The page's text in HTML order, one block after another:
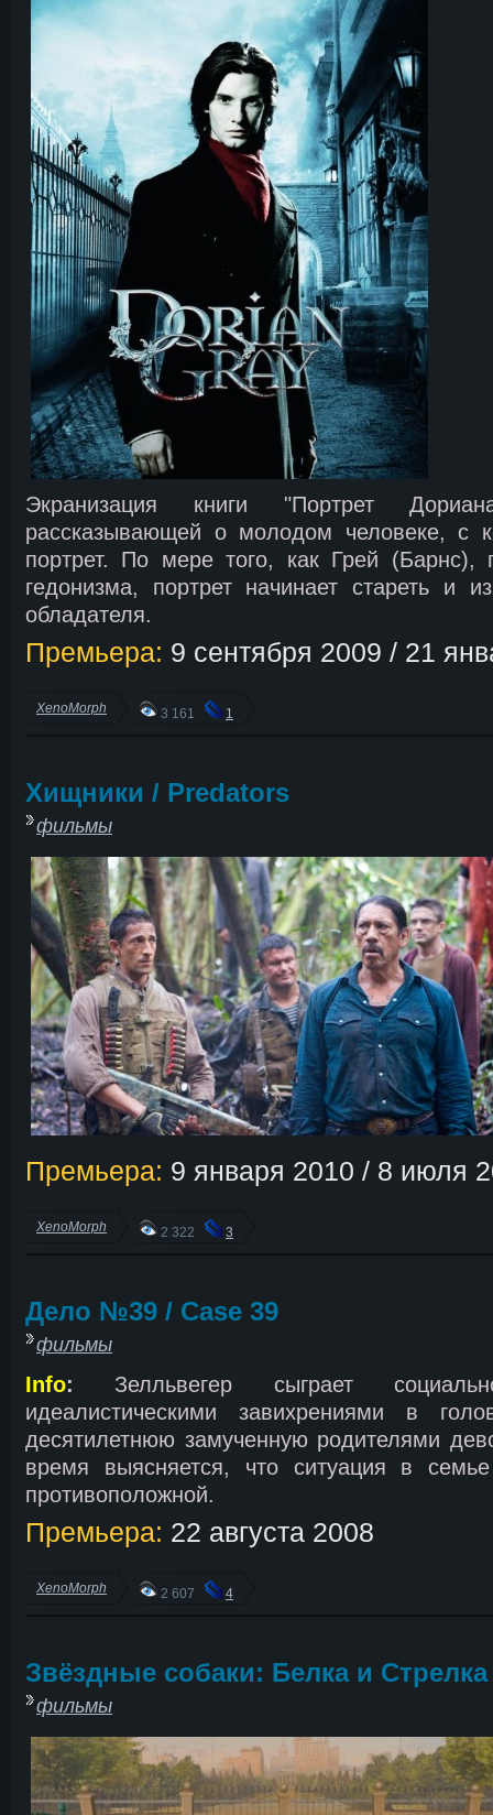
Экранизация книги "Портрет
рассказывающей о молодом человеке, с
портрет. По мере того, как Грей (Барнс),
гедонизма, портрет начинает стареть и
обладателя.
Премьера: 9 сентября 2009 / 21
XenoMorph 3 161 1
Хищники / Predators
фильмы
Премьера: 9 января 2010 / 8 июля
XenoMorph 2 322 3
Дело №39 / Case 39
фильмы
Info: Зелльвегер сыграет
идеалистическими завихрениями в
десятилетнюю замученную родителями
время выясняется, что ситуация в
противоположной.
Премьера: 22 августа 2008
XenoMorph 2 607 4
Звёздные собаки: Белка и Стрелка
фильмы